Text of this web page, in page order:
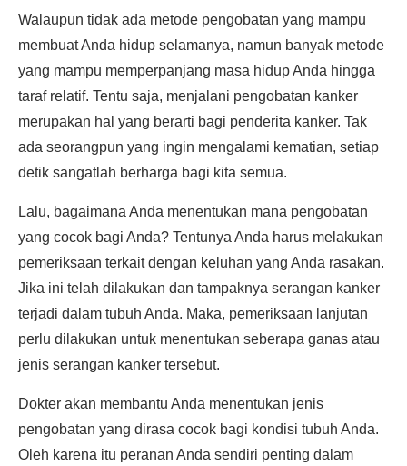
Walaupun tidak ada metode pengobatan yang mampu
membuat Anda hidup selamanya, namun banyak metode
yang mampu memperpanjang masa hidup Anda hingga
taraf relatif. Tentu saja, menjalani pengobatan kanker
merupakan hal yang berarti bagi penderita kanker. Tak
ada seorangpun yang ingin mengalami kematian, setiap
detik sangatlah berharga bagi kita semua.
Lalu, bagaimana Anda menentukan mana pengobatan
yang cocok bagi Anda? Tentunya Anda harus melakukan
pemeriksaan terkait dengan keluhan yang Anda rasakan.
Jika ini telah dilakukan dan tampaknya serangan kanker
terjadi dalam tubuh Anda. Maka, pemeriksaan lanjutan
perlu dilakukan untuk menentukan seberapa ganas atau
jenis serangan kanker tersebut.
Dokter akan membantu Anda menentukan jenis
pengobatan yang dirasa cocok bagi kondisi tubuh Anda.
Oleh karena itu peranan Anda sendiri penting dalam